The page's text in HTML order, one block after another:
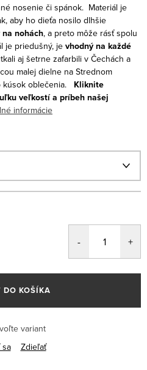
nosenie či spánok. Materiál je
aby ho dieťa nosilo dlhšie
nohách, a preto môže rásť spolu
je priedušný, je vhodný na každé
aj šetrne zafarbili v Čechách a
malej dielne na Strednom
oblečenia.
Kliknite
veľkostí a príbeh našej
informácie
DO KOŠÍKA
variant
Zdieľať